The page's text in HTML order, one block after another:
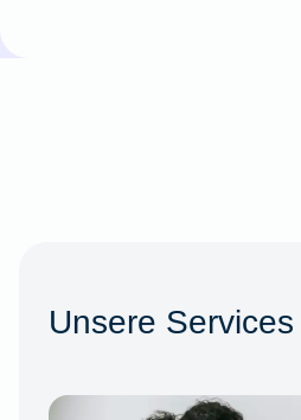
Unsere